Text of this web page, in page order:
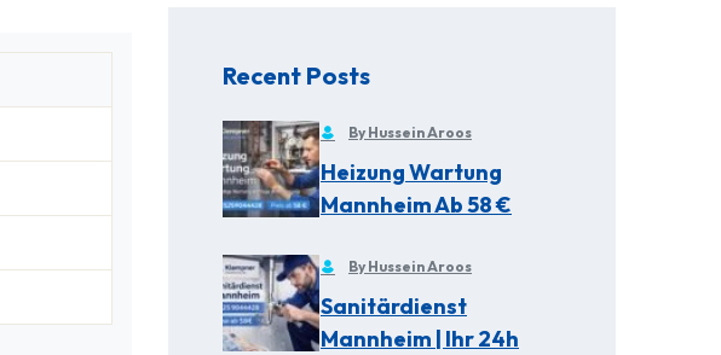
Recent Posts
By Hussein Aroos
Heizung Wartung
Mannheim Ab 58 €
By Hussein Aroos
Sanitärdienst
Mannheim | Ihr 24h